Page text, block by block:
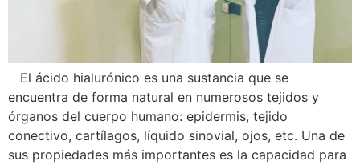
El ácido hialurónico es una sustancia que se
encuentra de forma natural en numerosos tejidos y
órganos del cuerpo humano: epidermis, tejido
conectivo, cartílagos, líquido sinovial, ojos, etc. Una de
sus propiedades más importantes es la capacidad para